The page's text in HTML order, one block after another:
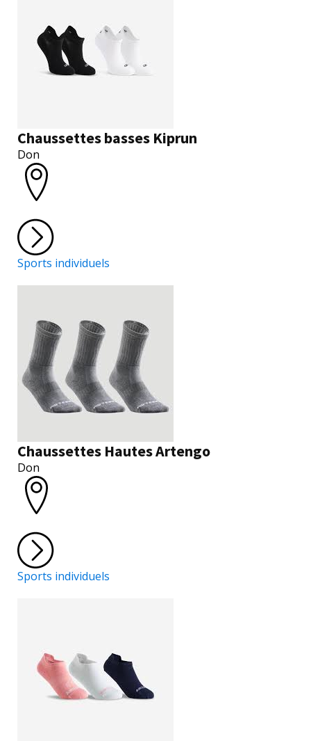
Chaussettes basses Kiprun
Don
Sports individuels
Chaussettes Hautes Artengo
Don
Sports individuels